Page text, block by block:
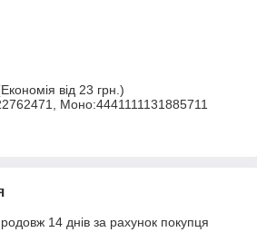
від 23 грн.)
Моно:4441111131885711
14 днів за рахунок покупця